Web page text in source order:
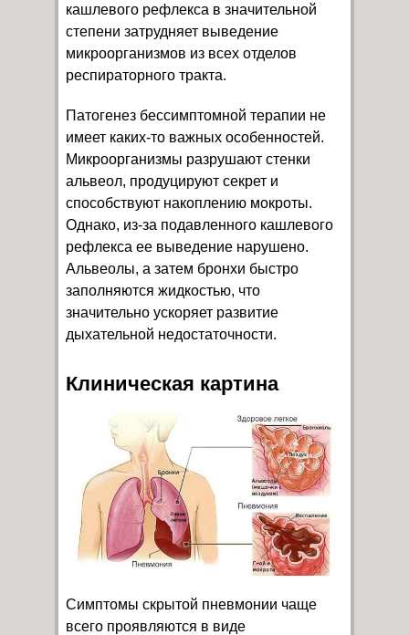
кашлевого рефлекса в значительной
степени затрудняет выведение
микроорганизмов из всех отделов
респираторного тракта.
Патогенез бессимптомной терапии не
имеет каких-то важных особенностей.
Микроорганизмы разрушают стенки
альвеол, продуцируют секрет и
способствуют накоплению мокроты.
Однако, из-за подавленного кашлевого
рефлекса ее выведение нарушено.
Альвеолы, а затем бронхи быстро
заполняются жидкостью, что
значительно ускоряет развитие
дыхательной недостаточности.
Клиническая картина
Симптомы скрытой пневмонии чаще
всего проявляются в виде